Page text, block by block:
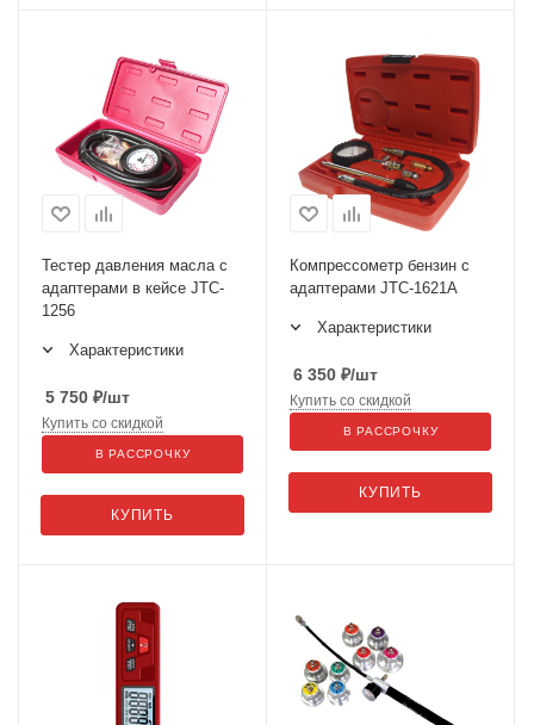
Тестер давления масла с
адаптерами в кейсе JTC-
1256
Характеристики
5 750 ₽/шт
КУПИТЬ
Купить со скидкой
В РАССРОЧКУ
Компрессометр бензин с
адаптерами JTC-1621A
Характеристики
6 350 ₽/шт
КУПИТЬ
Купить со скидкой
В РАССРОЧКУ